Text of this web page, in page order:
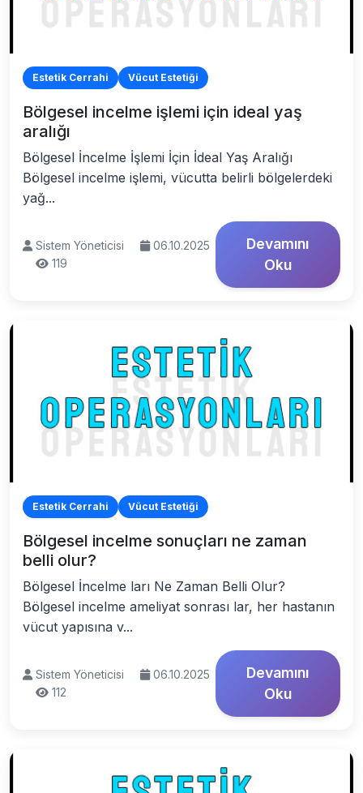
Estetik Cerrahi Vücut Estetiği
Bölgesel incelme işlemi için ideal yaş
aralığı
Bölgesel İncelme İşlemi İçin İdeal Yaş Aralığı
Bölgesel incelme işlemi, vücutta belirli bölgelerdeki
yağ...
Sistem Yöneticisi
06.10.2025
119
Devamını
Oku
Estetik Cerrahi Vücut Estetiği
Bölgesel incelme sonuçları ne zaman
belli olur?
Bölgesel İncelme ları Ne Zaman Belli Olur?
Bölgesel incelme ameliyat sonrası lar, her hastanın
vücut yapısına v...
Sistem Yöneticisi
06.10.2025
112
Devamını
Oku